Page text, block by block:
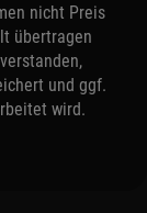
nicht Preis
übertragen
und ggf.
wird.